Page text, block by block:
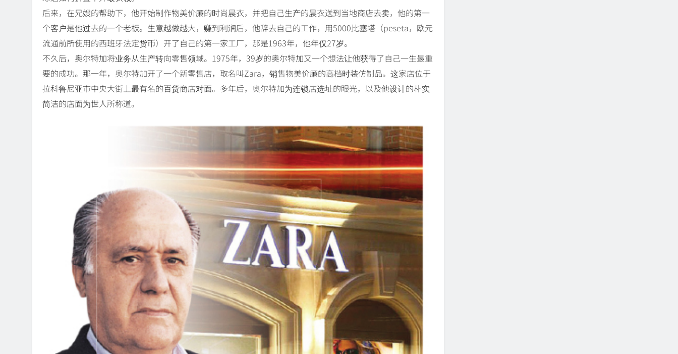
后来，在兄嫂的帮助下，他开始制作物美价廉的时尚晨衣，并把自己生产的晨衣送到当地商店去卖，他的第一
个客户是他过去的一个老板。生意越做越大，赚到利润后，他辞去自己的工作，用5000比塞塔（peseta，欧元
流通前所使用的西班牙法定货币）开了自己的第一家工厂，那是1963年，他年仅27岁。
不久后，奥尔特加将业务从生产转向零售领域。1975年，39岁的奥尔特加又一个想法让他获得了自己一生最重
要的成功。那一年，奥尔特加开了一个新零售店，取名叫Zara，销售物美价廉的高档时装仿制品。这家店位于
拉科鲁尼亚市中央大街上最有名的百货商店对面。多年后，奥尔特加为连锁店选址的眼光，以及他设计的朴实
简洁的店面为世人所称道。